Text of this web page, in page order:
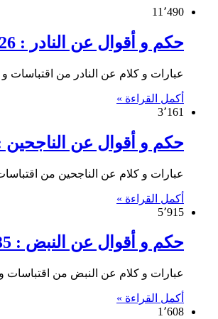
11٬490
حكم و أقوال عن النادر : 26 مقولة عن النادر
عبارات و كلام عن النادر من اقتباسات و
أكمل القراءة »
3٬161
حكم و أقوال عن الناجحين : 9 عبارات عن
عبارات و كلام عن الناجحين من
أكمل القراءة »
5٬915
حكم و أقوال عن النبض : 35 مقولة عن النبض
عبارات و كلام عن النبض من اقتباسات و
أكمل القراءة »
1٬608